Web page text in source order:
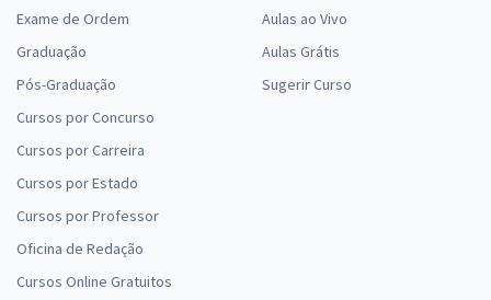
Exame de Ordem
Graduação
Pós-Graduação
Cursos por Concurso
Cursos por Carreira
Cursos por Estado
Cursos por Professor
Oficina de Redação
Cursos Online Gratuitos
Aulas ao Vivo
Aulas Grátis
Sugerir Curso